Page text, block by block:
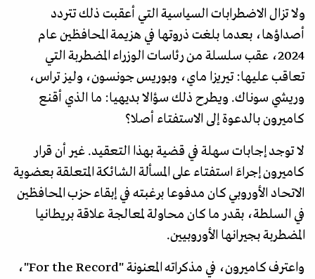
ولا تزال الاضطرابات السياسية التي أعقبت ذلك تتردد
أصداؤها، بعدما بلغت ذروتها في هزيمة المحافظين عام
2024، عقب سلسلة من رئاسات الوزراء المضطربة التي
تعاقب عليها: تيريزا ماي، وبوريس جونسون، وليز تراس،
وريشي سوناك. ويطرح ذلك سؤالا بديهيا: ما الذي أقنع
كاميرون بالدعوة إلى الاستفتاء أصلا؟
لا توجد إجابات سهلة في قضية بهذا التعقيد. غير أن قرار
كاميرون إجراءَ استفتاء على المسألة الشائكة المتعلقة بعضوية
الاتحاد الأوروبي كان مدفوعا برغبته في إبقاء حزب المحافظين
في السلطة، بقدر ما كان محاولة لمعالجة علاقة بريطانيا
المضطربة بجيرانها الأوروبيين.
واعترف كاميرون، في مذكراته المعنونة "For the Record"،